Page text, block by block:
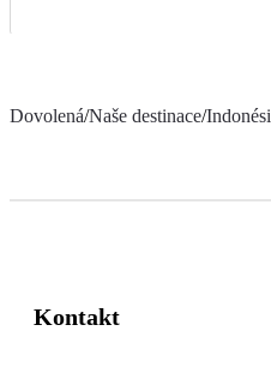
Dovolená/Naše destinace/
Kontakt